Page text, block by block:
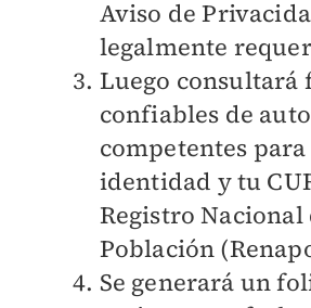
Aviso de
legalmente
Luego consultará
confiables de
competentes
identidad y tu
Registro Nacional
Población
Se generará un